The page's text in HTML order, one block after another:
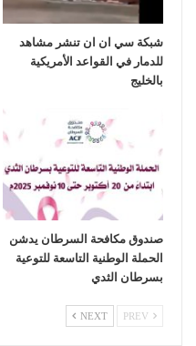
شبكة سي ان ان تنشر مشاهد
للدمار في القواعد الأمريكية
بالخليج
صندوق مكافحة السرطان يدشن
الحملة الوطنية التاسعة للتوعية
بسرطان الثدي
NEXT